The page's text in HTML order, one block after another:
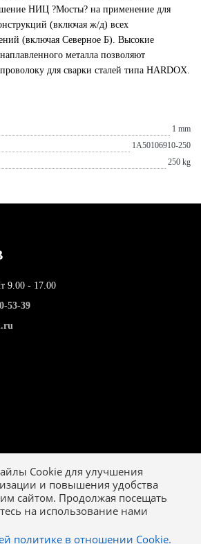
НИЦ ?Мосты? на применение для
(включая ж/д) всех
(включая Северное Б). Высокие
металла позволяют
для сварки сталей типа HARDOX.
1 mm
1A50106910-250
250 kg
Cookie для улучшения
и повышения удобства
сайтом. Продолжая посещать
на использование нами
политике в отношении Cookie.
9.00 - 17.00
53-39